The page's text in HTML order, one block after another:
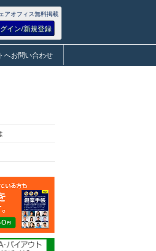
アオフィス無料掲載
イン/新規登録
へお問い合わせ